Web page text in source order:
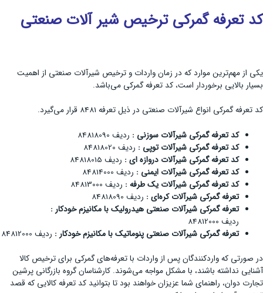
کد تعرفه گمرکی ترخیص شیر آلات صنعتی
یکی از مهم‌ترین موارد که در زمان واردات و ترخیص شیرآلات صنعتی از اهمیت
بسیار بالایی برخوردار است، کد تعرفه گمرکی می‌باشد.
کد تعرفه گمرکی انواع شیرآلات صنعتی در ذیل تعرفه 8481 قرار می‌گیرد.
کد تعرفه گمرکی شیرآلات سوزنی : ردیف 84818090
کد تعرفه گمرکی شیرآلات توپی : ردیف 84818020
کد تعرفه گمرکی شیرآلات دروازه ای : ردیف 84818015
کد تعرفه گمرکی شیرآلات ایمنی : ردیف 84814000
کد تعرفه گمرکی شیرآلات یک طرفه : ردیف 84813000
تعرفه گمرکی شیرآلات کره‌ای : ردیف 84818090
تعرفه گمرکی شیرآلات صنعتی هیدرولیک با مکانیزم خودکار :
ردیف 84812000
تعرفه گمرکی شیرآلات صنعتی پنوماتیک با مکانیزم خودکار : ردیف 84812000
در صورتی که واردکنندگان پس از واردات با تعرفه‌های گمرکی برای ترخیص کالا
آشنایی نداشته باشند، با مشکل مواجه می‌شوند. کارشناسان گروه بازرگانی پرشین
تجارت دوان، راهنمای شما عزیزان خواهند بود تا بتوانید کد تعرفه کالایی که قصد